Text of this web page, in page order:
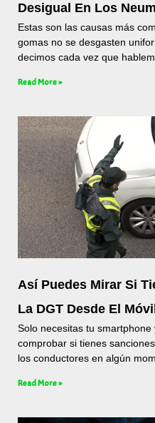
Desigual En Los
Estas son las causas más
gomas no se desgasten
decimos cada vez que
Read More »
Así Puedes Mirar Si
La DGT Desde El Móvil
Solo necesitas tu
comprobar si tienes
los conductores en algún
Read More »